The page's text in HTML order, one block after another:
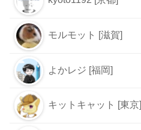
モルモット [滋賀]
よかレジ [福岡]
キットキャット [東京]